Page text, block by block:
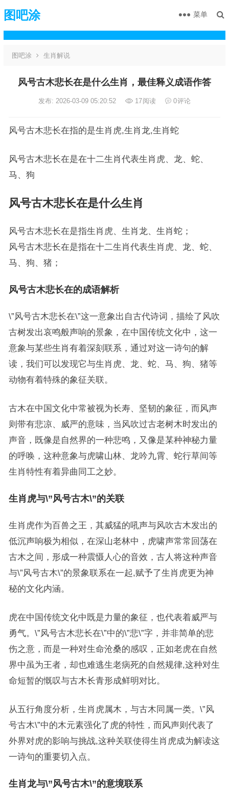
图吧涂 菜单
图吧涂 生肖解说
风号古木悲长在是什么生肖，最佳释义成语作答
发布: 2026-03-09 05:20:52 17阅读 0评论
风号古木悲长在指的是生肖虎,生肖龙,生肖蛇
风号古木悲长在是在十二生肖代表生肖虎、龙、蛇、
马、狗
风号古木悲长在是什么生肖
风号古木悲长在是指生肖虎、生肖龙、生肖蛇；
风号古木悲长在是指在十二生肖代表生肖虎、龙、蛇、
马、狗、猪；
风号古木悲长在的成语解析
\”风号古木悲长在\”这一意象出自古代诗词，描绘了风吹
古树发出哀鸣般声响的景象，在中国传统文化中，这一
意象与某些生肖有着深刻联系，通过对这一诗句的解
读，我们可以发现它与生肖虎、龙、蛇、马、狗、猪等
动物有着特殊的象征关联。
古木在中国文化中常被视为长寿、坚韧的象征，而风声
则带有悲凉、威严的意味，当风吹过古老树木时发出的
声音，既像是自然界的一种悲鸣，又像是某种神秘力量
的呼唤，这种意象与虎啸山林、龙吟九霄、蛇行草间等
生肖特性有着异曲同工之妙。
生肖虎与\”风号古木\”的关联
生肖虎作为百兽之王，其威猛的吼声与风吹古木发出的
低沉声响极为相似，在深山老林中，虎啸声常常回荡在
古木之间，形成一种震慑人心的音效，古人将这种声音
与\”风号古木\”的景象联系在一起,赋予了生肖虎更为神
秘的文化内涵。
虎在中国传统文化中既是力量的象征，也代表着威严与
勇气。\”风号古木悲长在\”中的\”悲\”字，并非简单的悲
伤之意，而是一种对生命沧桑的感叹，正如老虎在自然
界中虽为王者，却也难逃生老病死的自然规律,这种对生
命短暂的慨叹与古木长青形成鲜明对比。
从五行角度分析，生肖虎属木，与古木同属一类。\”风
号古木\”中的木元素强化了虎的特性，而风声则代表了
外界对虎的影响与挑战,这种关联使得生肖虎成为解读这
一诗句的重要切入点。
生肖龙与\”风号古木\”的意境联系